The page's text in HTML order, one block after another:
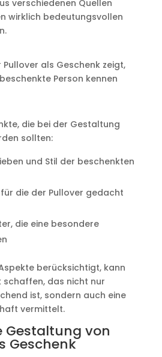
verschiedenen Quellen
wirklich bedeutungsvollen
Pullover als Geschenk zeigt,
Person kennen
die bei der Gestaltung
sollten:
und Stil der beschenkten
die der Pullover gedacht
die eine besondere
berücksichtigt, kann
schaffen, das nicht nur
ist, sondern auch eine
vermittelt.
Gestaltung von
Geschenk